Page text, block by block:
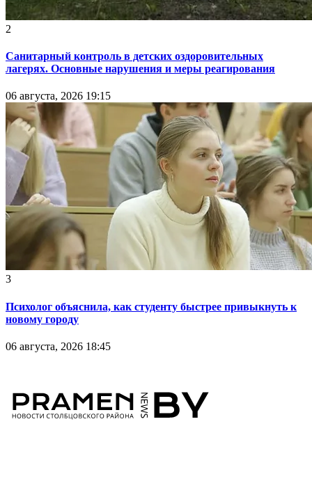
2
Санитарный контроль в детских оздоровительных
лагерях. Основные нарушения и меры реагирования
06 августа, 2026 19:15
3
Психолог объяснила, как студенту быстрее привыкнуть к
новому городу
06 августа, 2026 18:45